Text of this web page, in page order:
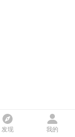
发现 我的